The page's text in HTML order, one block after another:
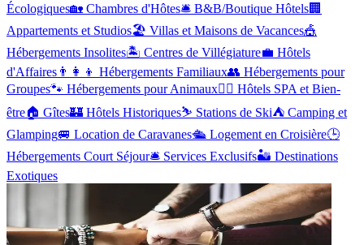
Écologiques🏡 Chambres d'Hôtes🛎️ B&B/Boutique Hôtels🏢
Appartements et Studios🏖️ Villas et Maisons de Vacances🎪
Hébergements Insolites🏝️ Centres de Villégiature💼 Hôtels
d'Affaires 👨‍👩‍👦 Hébergements Familiaux👥 Hébergements pour
Groupes🐾 Hébergements pour Animaux🧖‍♂️ Hôtels SPA et Bien-
être🏠 Gîtes🏰 Hôtels Historiques⛷️ Stations de Ski⛺ Camping et
Glamping🚐 Location de Caravanes🛳️ Logement en Croisière🕒
Hébergements Court Séjour🛎️ Services Exclusifs🏜️ Destinations
Exotiques